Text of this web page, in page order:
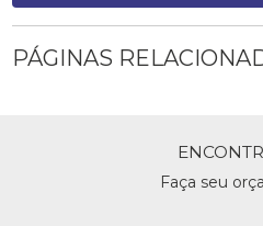
PÁGINAS
Faça seu